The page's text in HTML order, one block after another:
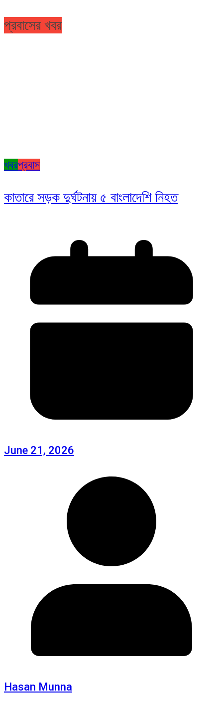
প্রবাসের খবর
খবরপ্রবাস
কাতারে সড়ক দুর্ঘটনায় ৫ বাংলাদেশি নিহত
June 21, 2026
Hasan Munna